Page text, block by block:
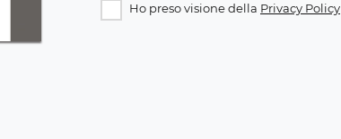
Ho preso visione della Privacy Policy